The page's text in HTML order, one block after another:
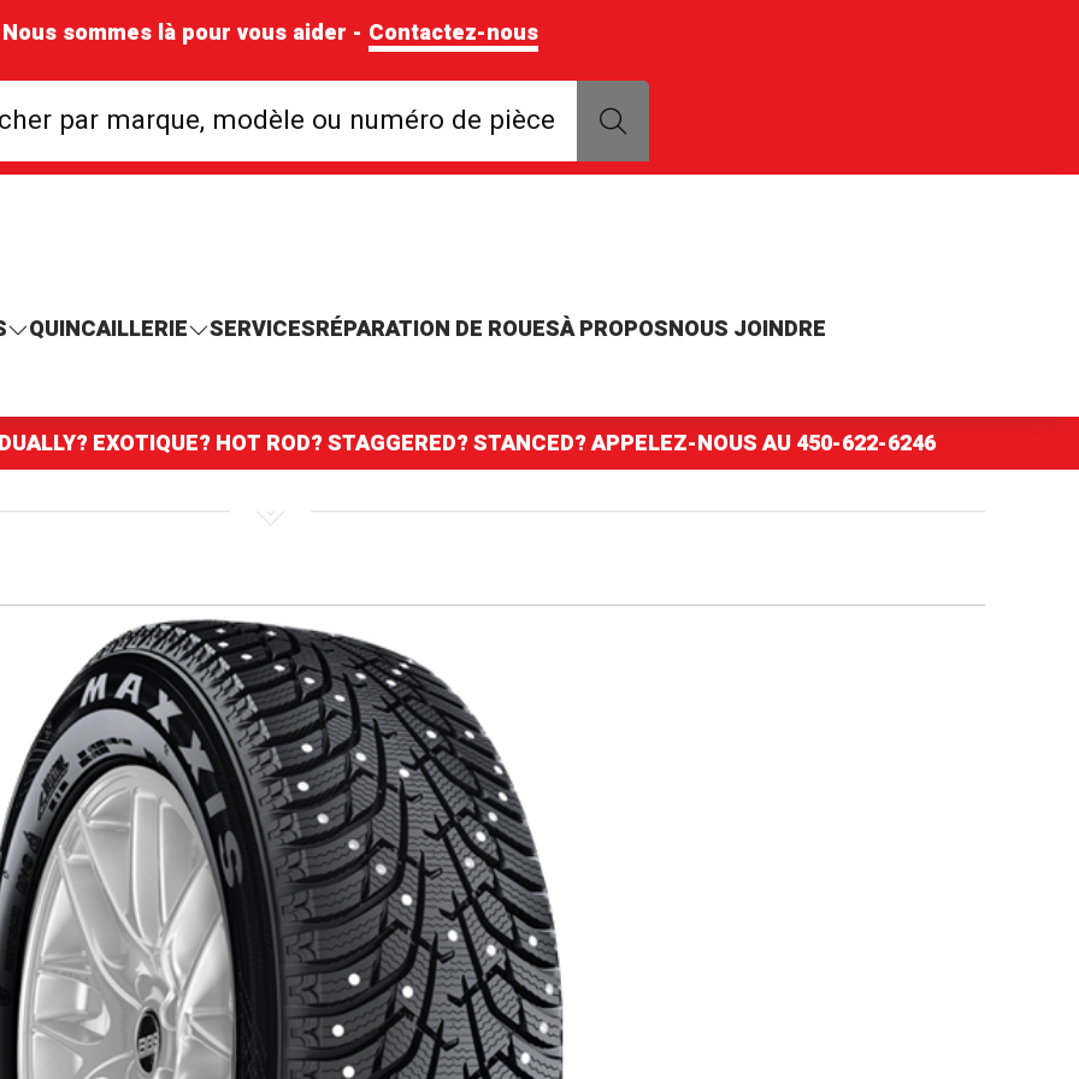
Nous sommes là pour vous aider - Contactez-nous
par marque, modèle ou numéro de pièce
Rechercher par marque, modèle ou numéro de pièce
QUINCAILLERIE SERVICESRÉPARATION DE ROUESÀ PROPOSNOUS JOINDRE
EXOTIQUE? HOT ROD? STAGGERED? STANCED? APPELEZ-NOUS AU450-622-6246